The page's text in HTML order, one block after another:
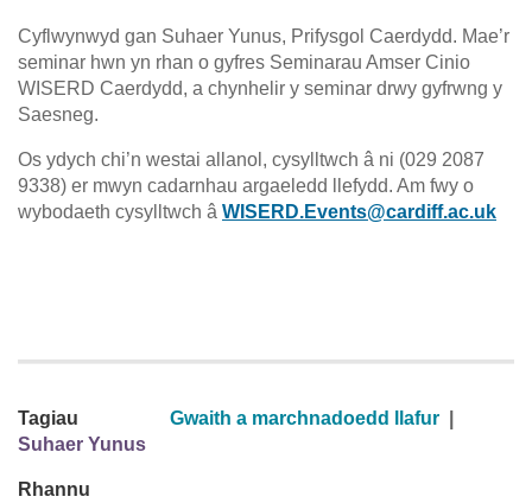
Cyflwynwyd gan Suhaer Yunus, Prifysgol Caerdydd. Mae’r
seminar hwn yn rhan o gyfres Seminarau Amser Cinio
WISERD Caerdydd, a chynhelir y seminar drwy gyfrwng y
Saesneg.
Os ydych chi’n westai allanol, cysylltwch â ni (029 2087
9338) er mwyn cadarnhau argaeledd llefydd. Am fwy o
wybodaeth cysylltwch â WISERD.Events@cardiff.ac.uk
Tagiau Gwaith a marchnadoedd llafur
Suhaer Yunus
Rhannu